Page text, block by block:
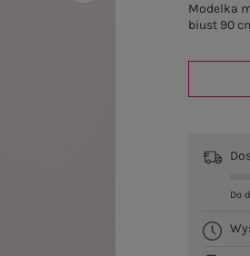
Modelka
biust 90
Do